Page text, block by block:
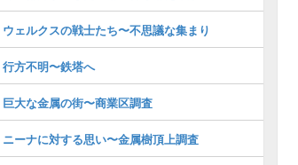
ウェルクスの戦士たち〜不思議な集まり
行方不明〜鉄塔へ
巨大な金属の街〜商業区調査
ニーナに対する思い〜金属樹頂上調査